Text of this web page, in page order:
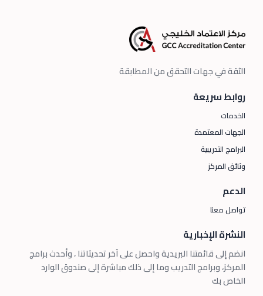
الثقة في جهات التحقق من المطابقة
روابط سريعة
الخدمات
الجهات المعتمدة
البرامج التدريبية
وثائق المركز
الدعم
تواصل معنا
النشرة الإخبارية
انضم إلى قائمتنا البريدية واحصل على آخر تحديثاتنا ، وأحدث برامج
المركز، وبرامج التدريب وما إلى ذلك مباشرة إلى صندوق الوارد
الخاص بك